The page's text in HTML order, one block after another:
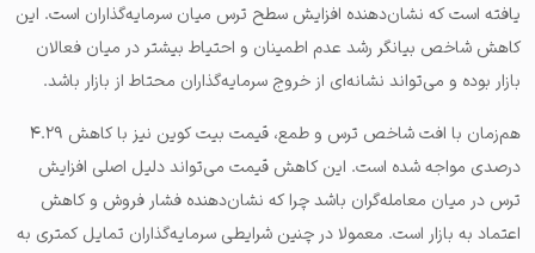
یافته است که نشان‌دهنده افزایش سطح ترس میان سرمایه‌گذاران است. این
کاهش شاخص بیانگر رشد عدم اطمینان و احتیاط بیشتر در میان فعالان
بازار بوده و می‌تواند نشانه‌ای از خروج سرمایه‌گذاران محتاط از بازار باشد.
هم‌زمان با افت شاخص ترس و طمع، قیمت بیت کوین نیز با کاهش ۴.۲۹
درصدی مواجه شده است. این کاهش قیمت می‌تواند دلیل اصلی افزایش
ترس در میان معامله‌گران باشد چرا که نشان‌دهنده فشار فروش و کاهش
اعتماد به بازار است. معمولا در چنین شرایطی سرمایه‌گذاران تمایل کمتری به